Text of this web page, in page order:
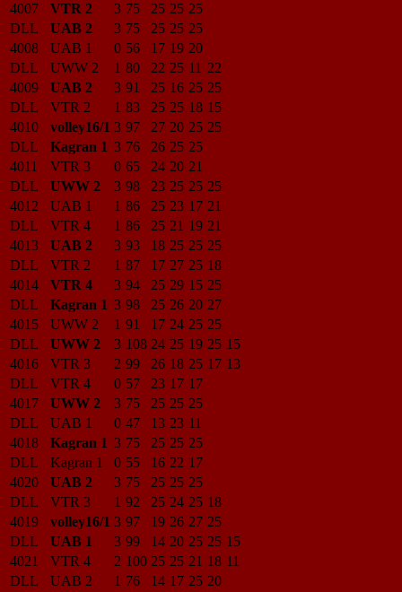
4007
VTR 2 3 75 25 25 25
DLL
UAB 2 3 75 25 25 25
4008
UAB 1 0 56 17 19 20
DLL
UWW 2 1 80 22 25 11 22
4009
UAB 2 3 91 25 16 25 25
DLL
VTR 2 1 83 25 25 18 15
4010
volley16/1 3 97 27 20 25 25
DLL
Kagran 1 3 76 26 25 25
4011
VTR 3 0 65 24 20 21
DLL
UWW 2 3 98 23 25 25 25
4012
UAB 1 1 86 25 23 17 21
DLL
VTR 4 1 86 25 21 19 21
4013
UAB 2 3 93 18 25 25 25
DLL
VTR 2 1 87 17 27 25 18
4014
VTR 4 3 94 25 29 15 25
DLL
Kagran 1 3 98 25 26 20 27
4015
UWW 2 1 91 17 24 25 25
DLL
UWW 2 3 108 24 25 19 25 15
4016
VTR 3 2 99 26 18 25 17 13
DLL
VTR 4 0 57 23 17 17
4017
UWW 2 3 75 25 25 25
DLL
UAB 1 0 47 13 23 11
4018
Kagran 1 3 75 25 25 25
DLL
Kagran 1 0 55 16 22 17
4020
UAB 2 3 75 25 25 25
DLL
VTR 3 1 92 25 24 25 18
4019
volley16/1 3 97 19 26 27 25
DLL
UAB 1 3 99 14 20 25 25 15
4021
VTR 4 2 100 25 25 21 18 11
DLL
UAB 2 1 76 14 17 25 20